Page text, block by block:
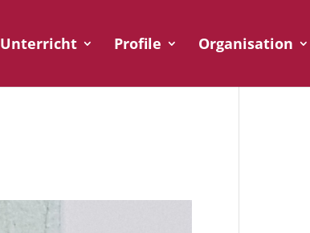
Unterricht Profile Organisation